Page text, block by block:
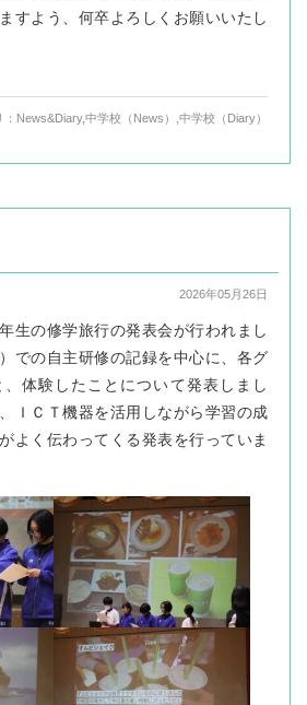
すよう、何卒よろしくお願いいたし
News&Diary,中学校（News） 中学校（Diary）
2026年05月26日
生の修学旅行の発表会が行われまし
での自主研修の記録を中心に、各グ
体験したことについて発表しまし
ＩＣＴ機器を活用しながら学習の成
よく伝わってくる発表を行っていま